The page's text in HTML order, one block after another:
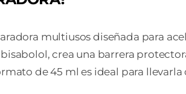
multiusos diseñada para
crea una barrera
de 45 ml es ideal para